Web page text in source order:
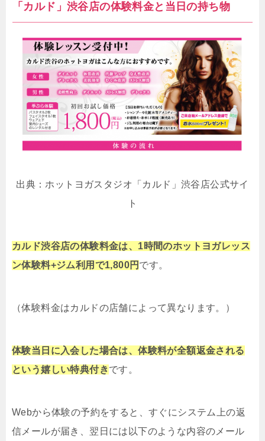
「カルド」渋谷店の体験料金と当日の持ち物
出典：ホットヨガスタジオ「カルド」渋谷店公式サイ
ト
カルド渋谷店の体験料金は、1時間のホットヨガレッス
ン体験料+ジム利用で1,800円 です。
（体験料金はカルドの店舗によって異なります。）
体験当日に入会した場合は、体験料が全額返金される
という嬉しい特典付きです。
Webから体験の予約をすると、すぐにシステム上の返
信メールが届き、翌日には以下のような内容のメール